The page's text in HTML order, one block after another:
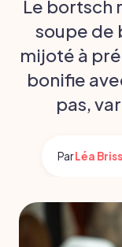
Le bortsch
soupe de
mijoté à
bonifie
pas,
ParLéa